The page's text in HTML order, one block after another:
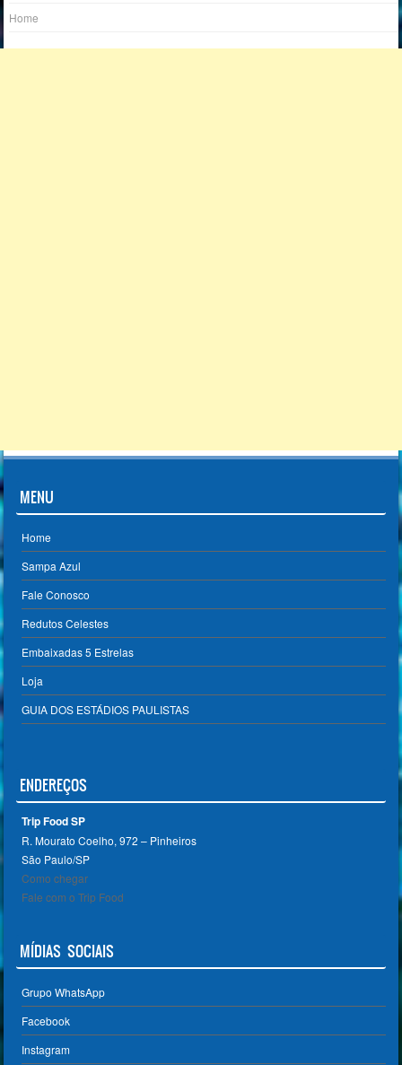
Home
MENU
Home
Sampa Azul
Fale Conosco
Redutos Celestes
Embaixadas 5 Estrelas
Loja
GUIA DOS ESTÁDIOS PAULISTAS
ENDEREÇOS
Trip Food SP
R. Mourato Coelho, 972 – Pinheiros
São Paulo/SP ‎
Como chegar
Fale com o Trip Food
MÍDIAS SOCIAIS
Grupo WhatsApp
Facebook
Instagram